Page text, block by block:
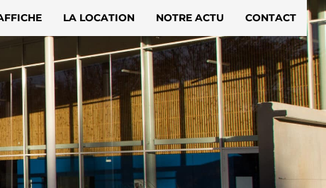
LA LOCATION NOTRE ACTU CONTACT